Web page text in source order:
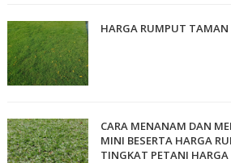
HARGA RUMPUT TAMAN
CARA MENANAM DAN
MINI BESERTA HARGA
TINGKAT PETANI HARGA